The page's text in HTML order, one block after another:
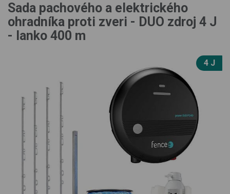
Sada pachového a elektrického
ohradníka proti zveri - DUO zdroj 4 J
- lanko 400 m
4 J